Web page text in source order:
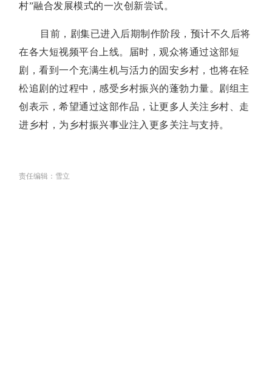
村”融合发展模式的一次创新尝试。
目前，剧集已进入后期制作阶段，预计不久后将
在各大短视频平台上线。届时，观众将通过这部短
剧，看到一个充满生机与活力的固安乡村，也将在轻
松追剧的过程中，感受乡村振兴的蓬勃力量。剧组主
创表示，希望通过这部作品，让更多人关注乡村、走
进乡村，为乡村振兴事业注入更多关注与支持。
责任编辑：雪立